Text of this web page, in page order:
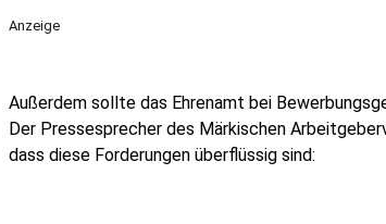
Anzeige
Außerdem sollte das Ehrenamt bei
Der Pressesprecher des Märkischen
dass diese Forderungen überflüssig sind: